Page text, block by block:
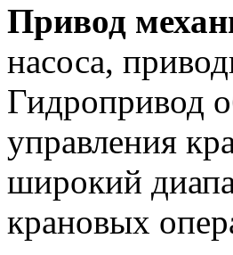
Привод
насоса,
Гидропривод
управления
широкий
крановых